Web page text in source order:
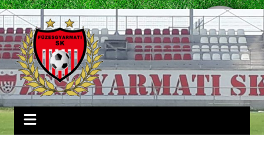
Skip
to
content